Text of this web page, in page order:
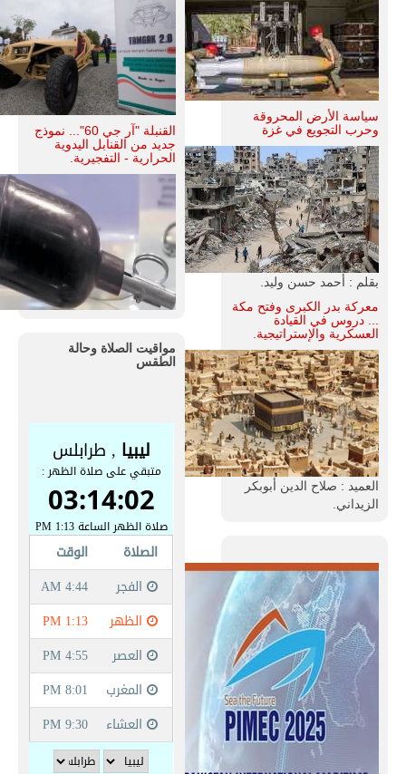
سياسة الأرض المحروقة
وحرب التجويع في غزة
بقلم : أحمد حسن وليد.
معركة بدر الكبرى وفتح مكة
... دروس في القيادة
العسكرية والإستراتيجية.
العميد : صلاح الدين أبوبكر
الزيداني.
القنبلة "آر جي 60"... نموذج
جديد من القنابل اليدوية
الحرارية - التفجيرية.
مواقيت الصلاة وحالة
الطقس